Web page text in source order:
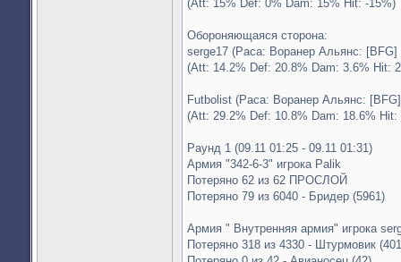
(Att: 15% Def: 0% Dam: 15% Hit: -15%)
Обороняющаяся сторона:
serge17 (Раса: Воранер Альянс: [BFG]
(Att: 14.2% Def: 20.8% Dam: 3.6% Hit:
Futbolist (Раса: Воранер Альянс:
(Att: 29.2% Def: 10.8% Dam: 18.6% Hit:
Раунд 1 (09.11 01:25 - 09.11 01:31)
Армия "342-6-3" игрока Palik
Потеряно 62 из 62 ПРОСЛОЙ
Потеряно 79 из 6040 - Бридер (5961)
Армия " Внутренняя армия" игрока
Потеряно 318 из 4330 - Штурмовик